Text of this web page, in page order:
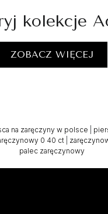
kolekcje
ZOBACZ WIĘCEJ
na zaręczyny w polsce
0 40 ct
palec zaręczynowy